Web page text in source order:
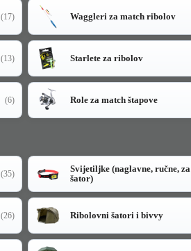
(17) Waggleri za match ribolov
(13) Starlete za ribolov
(6) Role za match štapove
(35)
Svijetiljke (naglavne, ručne, za
šator)
(26) Ribolovni šatori i bivvy